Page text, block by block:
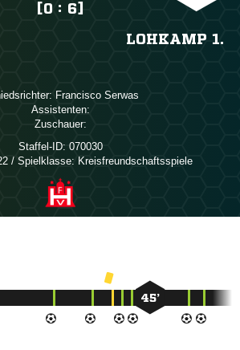
[0 : 6]
LOHKAMP 1.
 
Assistenten:
Zuschauer:
Staffel-ID: 070030
/ Spielklasse: Kreisfreundschaftsspiele
45’